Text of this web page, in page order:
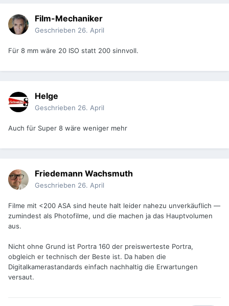
Film-Mechaniker
Geschrieben 26. April
Für 8 mm wäre 20 ISO statt 200 sinnvoll.
Helge
Geschrieben 26. April
Auch für Super 8 wäre weniger mehr
Friedemann Wachsmuth
Geschrieben 26. April
Filme mit <200 ASA sind heute halt leider nahezu unverkäuflich —
zumindest als Photofilme, und die machen ja das Hauptvolumen
aus.
Nicht ohne Grund ist Portra 160 der preiswerteste Portra,
obgleich er technisch der Beste ist. Da haben die
Digitalkamerastandards einfach nachhaltig die Erwartungen
versaut.